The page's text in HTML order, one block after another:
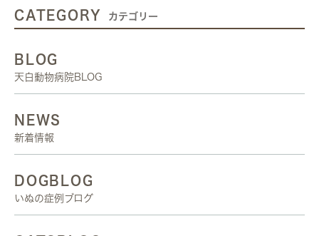
CATEGORY カテゴリー
BLOG
天白動物病院BLOG
NEWS
新着情報
DOGBLOG
いぬの症例ブログ